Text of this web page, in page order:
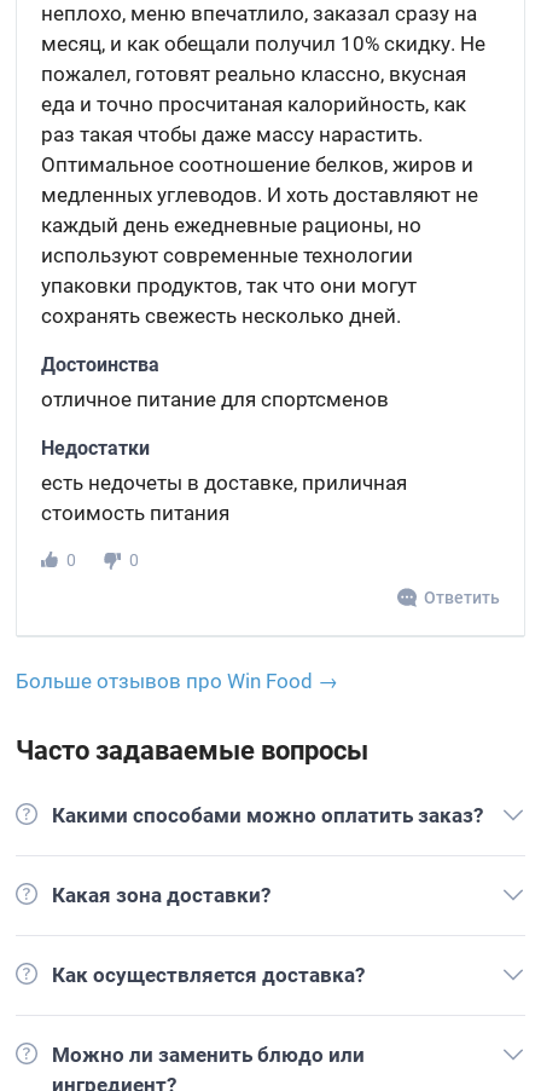
неплохо, меню впечатлило, заказал сразу на
месяц, и как обещали получил 10% скидку. Не
пожалел, готовят реально классно, вкусная
еда и точно просчитаная калорийность, как
раз такая чтобы даже массу нарастить.
Оптимальное соотношение белков, жиров и
медленных углеводов. И хоть доставляют не
каждый день ежедневные рационы, но
используют современные технологии
упаковки продуктов, так что они могут
сохранять свежесть несколько дней.
Достоинства
отличное питание для спортсменов
Недостатки
есть недочеты в доставке, приличная
стоимость питания
0
0
Ответить
Больше отзывов про Win Food →
Часто задаваемые вопросы
Какими способами можно оплатить заказ?
Какая зона доставки?
Как осуществляется доставка?
Можно ли заменить блюдо или
ингредиент?